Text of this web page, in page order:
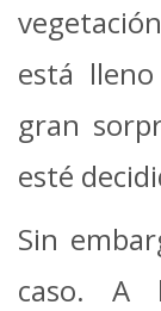
está
gran
esté
Sin
caso. A